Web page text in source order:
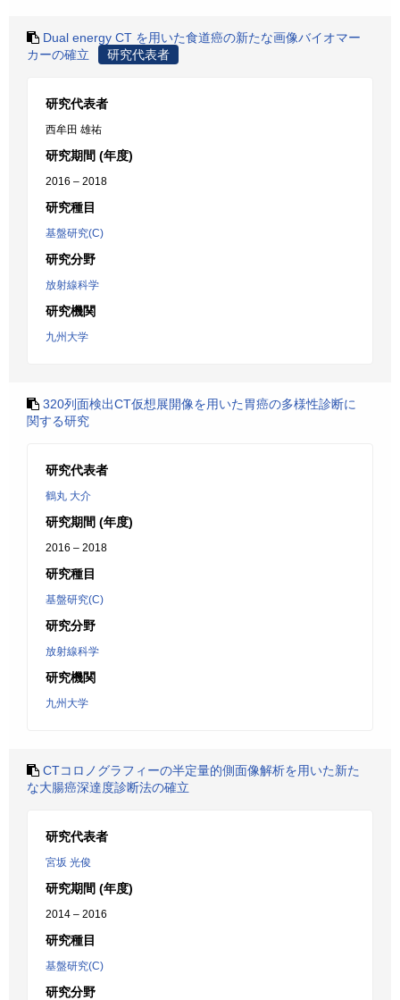
Dual energy CT を用いた食道癌の新たな画像バイオマー
カーの確立
研究代表者
研究代表者
西牟田 雄祐
研究期間 (年度)
2016 – 2018
研究種目
基盤研究(C)
研究分野
放射線科学
研究機関
九州大学
320列面検出CT仮想展開像を用いた胃癌の多様性診断に
関する研究
研究代表者
鶴丸 大介
研究期間 (年度)
2016 – 2018
研究種目
基盤研究(C)
研究分野
放射線科学
研究機関
九州大学
CTコロノグラフィーの半定量的側面像解析を用いた新た
な大腸癌深達度診断法の確立
研究代表者
宮坂 光俊
研究期間 (年度)
2014 – 2016
研究種目
基盤研究(C)
研究分野